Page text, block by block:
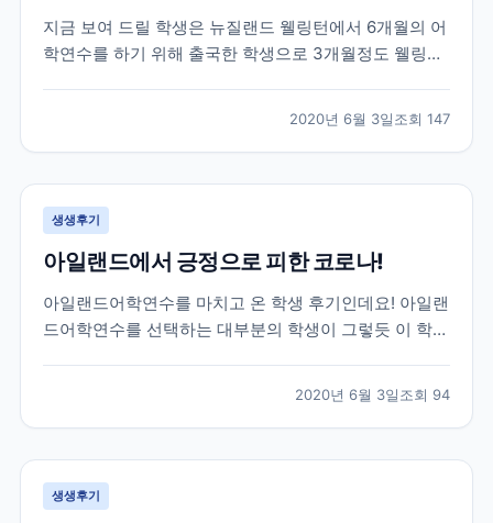
지금 보여 드릴 학생은 뉴질랜드 웰링턴에서 6개월의 어
학연수를 하기 위해 출국한 학생으로 3개월정도 웰링턴
크를 위해 대화를 나누면서 받은 카톡이랍니다! 그럼 먼
저 가장 궁금해 하실 학생과의 카톡 후기 먼저 함께 보...
2020년 6월 3일조회 147
생생후기
아일랜드에서 긍정으로 피한 코로나!
아일랜드어학연수를 마치고 온 학생 후기인데요! 아일랜
드어학연수를 선택하는 대부분의 학생이 그렇듯 이 학생
의 워킹홀리데이로 총 33주간의 체류를 목표로 아일랜
드에 작년 11월에 출국한 학생이랍니다! 아쉽게도...
2020년 6월 3일조회 94
생생후기